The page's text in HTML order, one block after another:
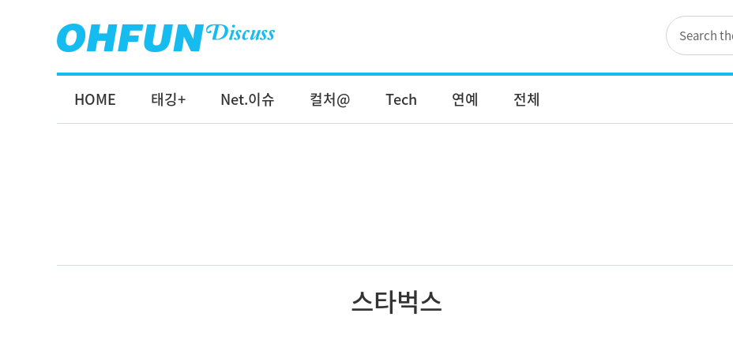
HOME 태깅+ Net.이슈 컬처@ Tech 연예 전체
스타벅스